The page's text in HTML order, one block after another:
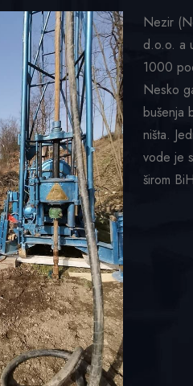
Nezir
d.o.o. a
1000
Nesko
bušenja
ništa.
vode je
širom